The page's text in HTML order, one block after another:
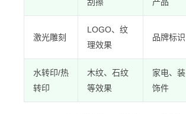
刮擦 产品
激光雕刻
LOGO、纹
理效果
品牌标识
水转印/热
转印
木纹、石纹
等效果
家电、装
饰件